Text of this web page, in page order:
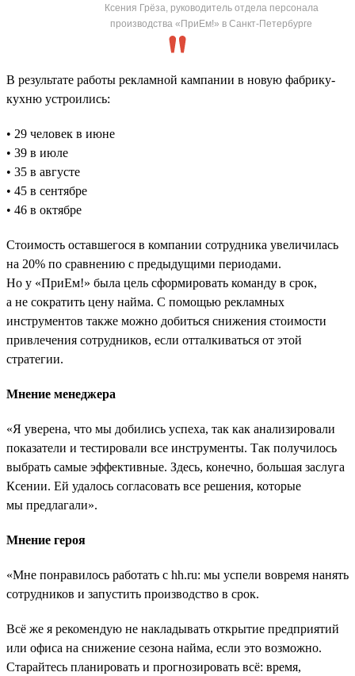
Ксения Грёза, руководитель отдела персонала
производства «ПриЕм!» в Санкт-Петербурге
В результате работы рекламной кампании в новую фабрику-
кухню устроились:
• 29 человек в июне
• 39 в июле
• 35 в августе
• 45 в сентябре
• 46 в октябре
Стоимость оставшегося в компании сотрудника увеличилась
на 20% по сравнению с предыдущими периодами.
Но у «ПриЕм!» была цель сформировать команду в срок,
а не сократить цену найма. С помощью рекламных
инструментов также можно добиться снижения стоимости
привлечения сотрудников, если отталкиваться от этой
стратегии.
Мнение менеджера
«Я уверена, что мы добились успеха, так как анализировали
показатели и тестировали все инструменты. Так получилось
выбрать самые эффективные. Здесь, конечно, большая заслуга
Ксении. Ей удалось согласовать все решения, которые
мы предлагали».
Мнение героя
«Мне понравилось работать с hh.ru: мы успели вовремя нанять
сотрудников и запустить производство в срок.
Всё же я рекомендую не накладывать открытие предприятий
или офиса на снижение сезона найма, если это возможно.
Старайтесь планировать и прогнозировать всё: время,